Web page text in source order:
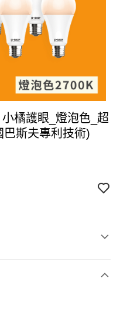
小橘護眼_燈泡色_超
斯夫專利技術)